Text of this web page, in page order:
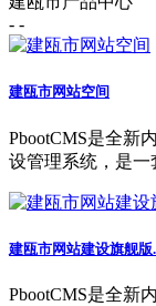
- -
建瓯市网站空间
PbootCMS是全新
设管理系统，是一
建瓯市网站建设旗舰版
PbootCMS是全新